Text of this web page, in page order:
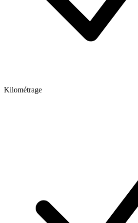
Kilométrage